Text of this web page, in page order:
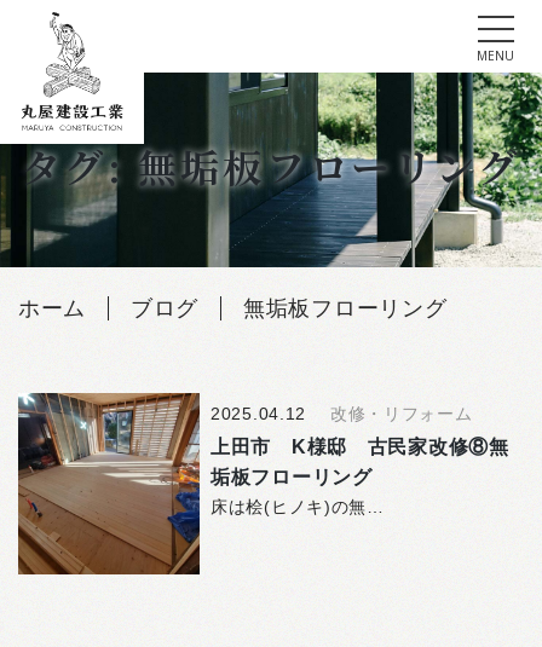
Skip
content
MENU
タグ: 無垢板フローリング
ホーム ブログ 無垢板フローリング
2025.04.12 改修・リフォーム
上田市 K様邸 古民家改修⑧無
垢板フローリング